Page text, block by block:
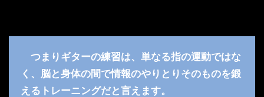
つまりギターの練習は、単なる指の運動ではな
く、脳と身体の間で情報のやりとりそのものを鍛
えるトレーニングだと言えます。